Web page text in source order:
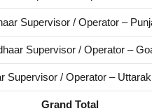
Supervisor / Operator –
Supervisor / Operator –
Supervisor / Operator –
Grand Total